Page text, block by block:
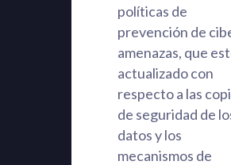
políticas de
prevención de
amenazas, que
actualizado con
respecto a las
de seguridad de
datos y los
mecanismos de